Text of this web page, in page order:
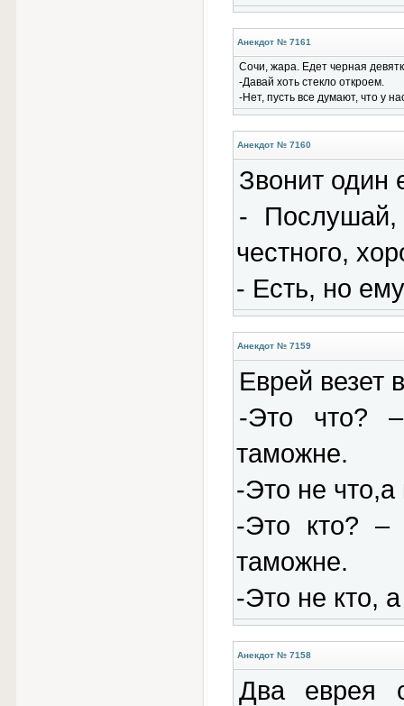
Анекдот № 7161
Сочи, жара. Едет черная
-Давай хоть стекло откроем.
-Нет, пусть все думают, что у
Анекдот № 7160
Звонит один
-
честного,
- Есть, но
Анекдот № 7159
Еврей везет
-Это что?
таможне.
-Это не
-Это кто? –
таможне.
-Это не кто,
Анекдот № 7158
Два еврея